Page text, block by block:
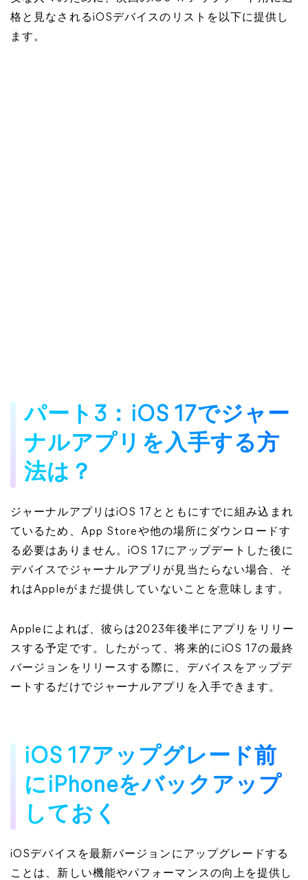
格と見なされるiOSデバイスのリストを以下に提供し
ます。
パート3：iOS 17でジャー
ナルアプリを入手する方
法は？
ジャーナルアプリはiOS 17とともにすでに組み込まれ
ているため、App Storeや他の場所にダウンロードす
る必要はありません。iOS 17にアップデートした後に
デバイスでジャーナルアプリが見当たらない場合、そ
れはAppleがまだ提供していないことを意味します。
Appleによれば、彼らは2023年後半にアプリをリリー
スする予定です。したがって、将来的にiOS 17の最終
バージョンをリリースする際に、デバイスをアップデ
ートするだけでジャーナルアプリを入手できます。
iOS 17アップグレード前
にiPhoneをバックアップ
しておく
iOSデバイスを最新バージョンにアップグレードする
ことは、新しい機能やパフォーマンスの向上を提供し